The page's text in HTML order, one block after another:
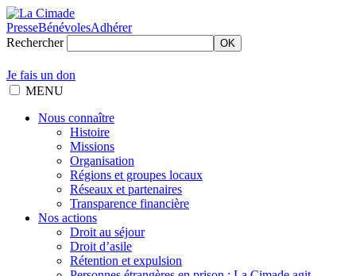
PresseBénévolesAdhérer
Rechercher
OK
Je fais un don
MENU
Nous connaître
Histoire
Missions
Organisation
Régions et groupes locaux
Réseaux et partenaires
Transparence financière
Nos actions
Droit au séjour
Droit d’asile
Rétention et expulsion